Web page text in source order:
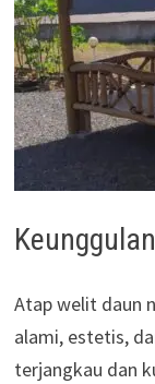
Atap welit daun
alami, estetis,
terjangkau dan